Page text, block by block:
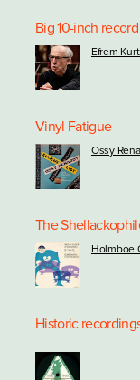
Big 10-inch record
Efrem
Vinyl Fatigue
Ossy
The
Holmboe
Historic